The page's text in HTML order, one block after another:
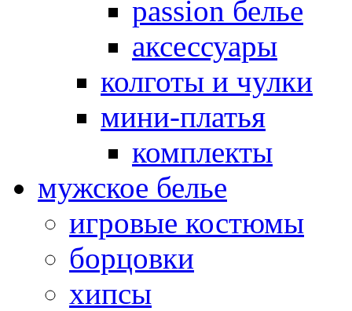
passion белье
аксессуары
колготы и чулки
мини-платья
комплекты
мужское белье
игровые костюмы
борцовки
хипсы